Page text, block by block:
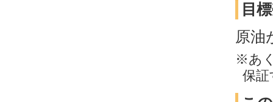
目
原油
※あ
保